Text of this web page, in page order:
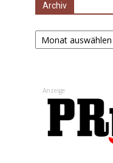
Archiv
Archiv
Anzeige